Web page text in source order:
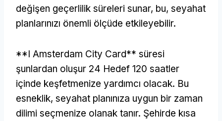
değişen geçerlilik süreleri sunar, bu, seyahat
planlarınızı önemli ölçüde etkileyebilir.
**I Amsterdam City Card** süresi
şunlardan oluşur 24 Hedef 120 saatler
içinde keşfetmenize yardımcı olacak. Bu
esneklik, seyahat planınıza uygun bir zaman
dilimi seçmenize olanak tanır. Şehirde kısa